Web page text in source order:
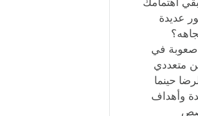
اهتمامك
عديدة
صعوبة في
متعددي
حينما
وأهداف